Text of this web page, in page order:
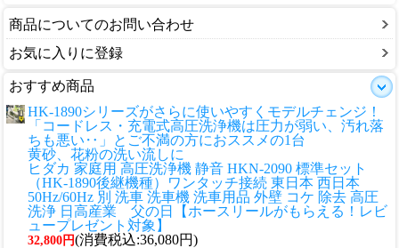
商品についてのお問い合わせ
お気に入りに登録
おすすめ商品
HK-1890シリーズがさらに使いやすくモデルチェンジ！
「コードレス・充電式高圧洗浄機は圧力が弱い、汚れ落
ちも悪い‥」とご不満の方におススメの1台
黄砂、花粉の洗い流しに
ヒダカ 家庭用 高圧洗浄機 静音 HKN-2090 標準セット
（HK-1890後継機種）ワンタッチ接続 東日本 西日本
50Hz/60Hz 別 洗車 洗車機 洗車用品 外壁 コケ 除去 高圧
洗浄 日高産業 父の日【ホースリールがもらえる！レビ
ュープレゼント対象】
32,800円(消費税込:36,080円)